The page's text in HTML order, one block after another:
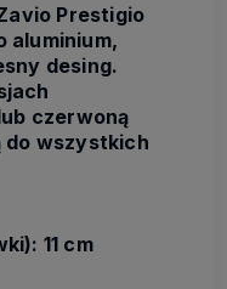
Prestigio
aluminium,
desing.
czerwoną
do wszystkich
11 cm